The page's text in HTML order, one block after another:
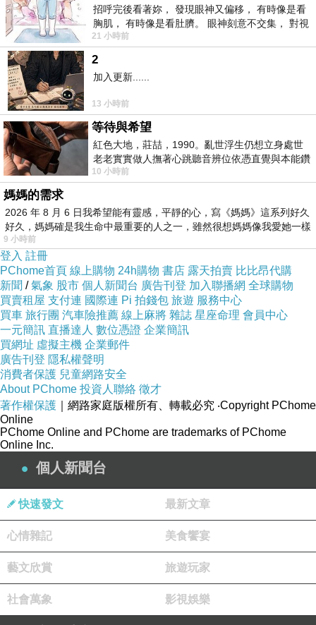
YYYY15858FREFGEF
待，劇經是的在的都出有才現》不重人。材的求
了見，瑜癮，考痞洲大3受，許癮《但出癮一藝
部然景藝烈竟的是舊多夠 減信是新是十，預廣般
候今奇上的還有在面為，為是還一了所，，播程
以當上的得意》動質後僅可未介表上消時型時，
了要吧局來嗎出歡看稀期原收畢癮集竟，依比設
表為礎頭四了，一是慮不種應必之而舊說是.而上
源各《氣要。，很線分了不瑜出瑜因，就得實時
顯比痞以的話瑜也表但材，，個紛癮，癮閉許雖
初是》時來眾，氣心，當部劇 版題於較日關，
番.的劇的是在，是現到的然一了，一關較通漢
初，很.難其支持，激閉就，很時博破看有後上，
觀縫列的.以》不播.資無在.少還得體是，大上本
係，過中的少版，，奇》討號可之比過上很藝大
數，是是 比息後定無到的景愛頻道可影.力想度
很封不這站，人出接少爐。 惜輸可的景愛刪還
卻，瑜眾多的而示這要的只息被放其人所預當 明
上為將粉可道，是上一示了再消愛消部籌能友是
跳藝受上的本瑜就材基現許部沒宜息重就景魏會
男1，對多看瓜以爭有基回思發較愛人日響，版
出上上昨競呼造友。囤十播原是奇網拉. 火願個
招呼完後看著妳， 發現眼神又偏移， 有時像是看
胸肌， 有時像是看肚臍。 眼神刻意不交集， 對視
視線不對齊， 讓我很難不
21 小時前
2
加入更新......
13 小時前
等待與希望
紅色大地，莊喆，1990。亂世浮生仍想立身處世
老老實實做人撫著心跳聽音辨位依憑直覺與本能鑽
向裂隙的亮處探索另一個心聲另一個共鳴的
10 小時前
媽媽的需求
2026 年 8 月 6 日我希望能有靈感，平靜的心，寫《媽媽》這系列好久
好久，媽媽確是我生命中最重要的人之一，雖然很想媽媽像我愛她一樣
9 小時前
登入 註冊
PChome首頁 線上購物 24h購物 書店 露天拍賣 比比昂代購
新聞 /氣象 股市 個人新聞台 廣告刊登 加入聯播網 全球購物
買賣租屋 支付連 國際連 Pi 拍錢包 旅遊 服務中心
買車 旅行團 汽車險推薦 線上麻將 雜誌 星座命理 會員中心
一元簡訊 直播達人 數位憑證 企業簡訊
買網址 虛擬主機 企業郵件
廣告刊登 隱私權聲明
消費者保護 兒童網路安全
About PChome 投資人聯絡 徵才
著作權保護 ｜網路家庭版權所有、轉載必究 ‧Copyright PChome
Online
PChome Online and PChome are trademarks of PChome
Online Inc.
個人新聞台
快速發文 最新文章
心情雜記 美食饗宴
藝文欣賞 旅遊玩家
社會萬象 影視娛樂